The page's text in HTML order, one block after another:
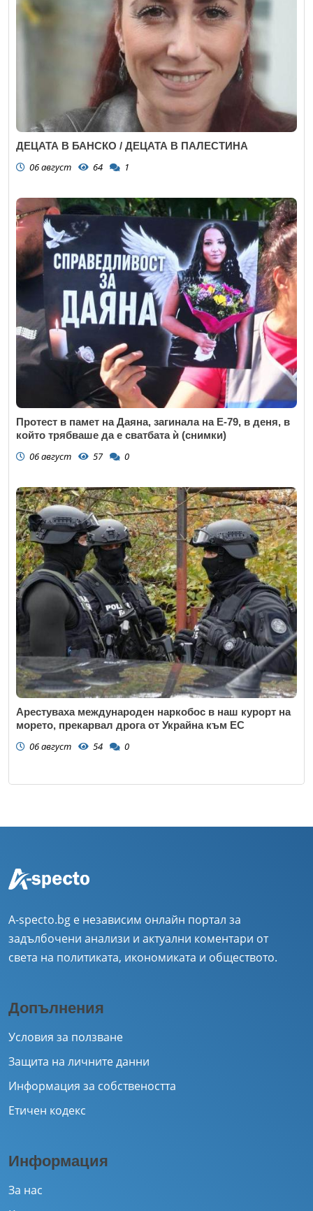
ДЕЦАТА В БАНСКО / ДЕЦАТА В ПАЛЕСТИНА
06 август 64 1
Протест в памет на Даяна, загинала на Е-79, в деня, в
който трябваше да е сватбата ѝ (снимки)
06 август 57 0
Арестуваха международен наркобос в наш курорт на
морето, прекарвал дрога от Украйна към ЕС
06 август 54 0
A-specto.bg е независим онлайн портал за
задълбочени анализи и актуални коментари от
света на политиката, икономиката и обществото.
Допълнения
Условия за ползване
Защита на личните данни
Информация за собствеността
Етичен кодекс
Информация
За нас